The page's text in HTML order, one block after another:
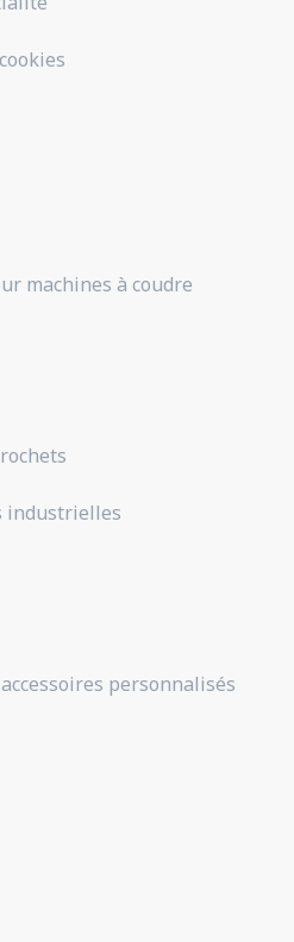
machines à coudre
industrielles
personnalisés